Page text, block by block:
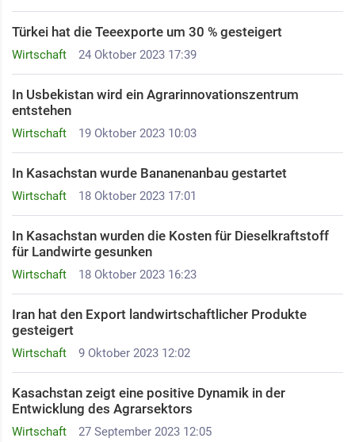
Wirtschaft 24 Oktober 2023 17:39
Türkei hat die Teeexporte um 30 % gesteigert
Wirtschaft 19 Oktober 2023 10:03
In Usbekistan wird ein Agrarinnovationszentrum
entstehen
Wirtschaft 18 Oktober 2023 17:01
In Kasachstan wurde Bananenanbau gestartet
Wirtschaft 18 Oktober 2023 16:23
In Kasachstan wurden die Kosten für Dieselkraftstoff
für Landwirte gesunken
Wirtschaft 9 Oktober 2023 12:02
Iran hat den Export landwirtschaftlicher Produkte
gesteigert
Wirtschaft 27 September 2023 12:05
Kasachstan zeigt eine positive Dynamik in der
Entwicklung des Agrarsektors